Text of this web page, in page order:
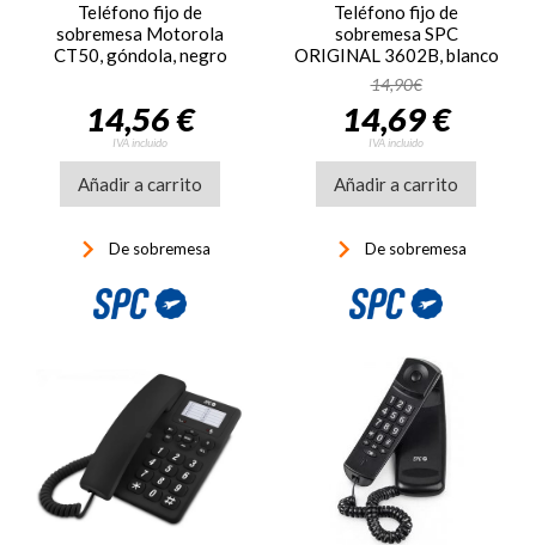
Teléfono fijo de
sobremesa Motorola
CT50, góndola, negro
14,56 €
IVA incluido
Añadir a carrito
keyboard_arrow_right De sobremesa
Teléfono fijo de
sobremesa SPC
ORIGINAL 3602B, blanco
14,90€
14,69 €
IVA incluido
Añadir a carrito
keyboard_arrow_right De sobremesa